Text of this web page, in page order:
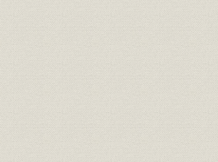
アメリカの主要ミシンメーカー
3 ヨーロッパのミシンメーカー
ヨーロッパのミシン企業成立
ヨーロッパの主要メーカー
4 ミシンと女性解放
婦人解放運動の歴史
ミシンが婦人に与えた影響
ミシンと既製服